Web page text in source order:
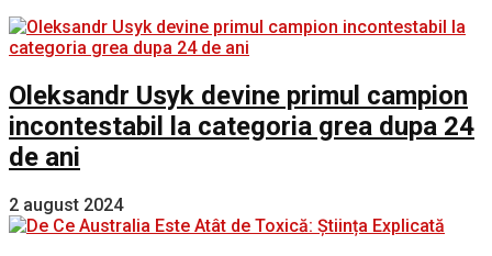
Oleksandr Usyk devine primul campion
incontestabil la categoria grea dupa 24
de ani
2 august 2024